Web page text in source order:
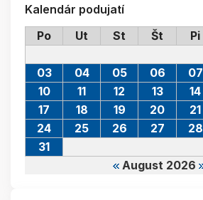
Kalendár podujatí
Po
Ut St Št Pi
August 2026
03
04 05 06 07
10
11 12 13 14
17
18 19 20 21
24
25 26 27 28
31